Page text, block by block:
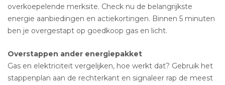
overkoepelende merksite. Check nu de belangrijkste
energie aanbiedingen en actiekortingen. Binnen 5 minuten
ben je overgestapt op goedkoop gas en licht.
Overstappen ander energiepakket
Gas en elektriciteit vergelijken, hoe werkt dat? Gebruik het
stappenplan aan de rechterkant en signaleer rap de meest